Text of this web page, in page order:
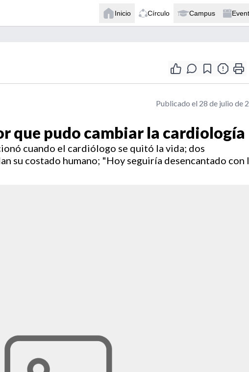
Inicio Círculo Campus
Publicado el 28 de julio de
que pudo cambiar la cardiología
cuando el cardiólogo se quitó la vida; dos
su costado humano; "Hoy seguiría desencantado con